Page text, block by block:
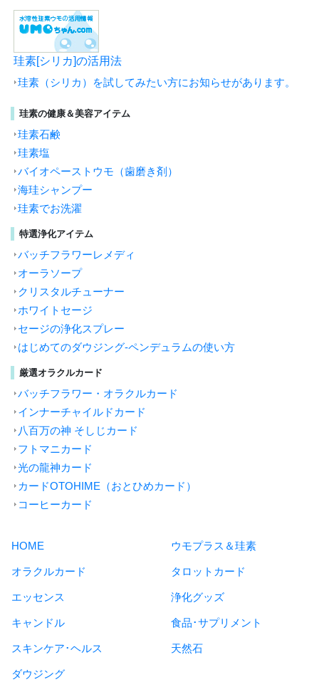
珪素[シリカ]の活用法
珪素（シリカ）を試してみたい方にお知らせがあります。
珪素の健康＆美容アイテム
珪素石鹸
珪素塩
バイオペーストウモ（歯磨き剤）
海珪シャンプー
珪素でお洗濯
特選浄化アイテム
バッチフラワーレメディ
オーラソープ
クリスタルチューナー
ホワイトセージ
セージの浄化スプレー
はじめてのダウジング-ペンデュラムの使い方
厳選オラクルカード
バッチフラワー・オラクルカード
インナーチャイルドカード
八百万の神 そしじカード
フトマニカード
光の龍神カード
カードOTOHIME（おとひめカード）
コーヒーカード
HOME ウモプラス＆珪素
オラクルカード タロットカード
エッセンス 浄化グッズ
キャンドル 食品･サプリメント
スキンケア･ヘルス 天然石
ダウジング